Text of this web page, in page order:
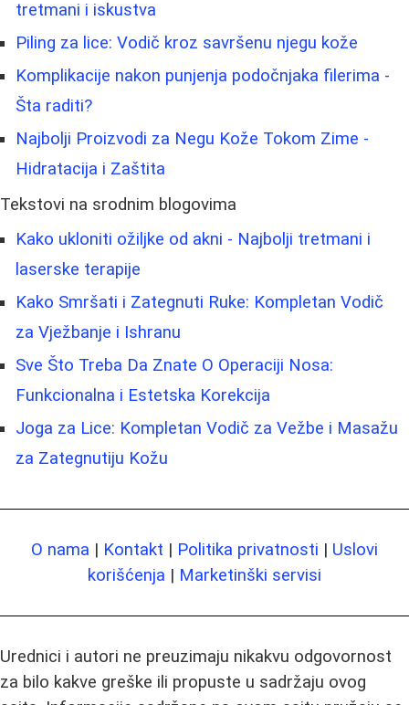
tretmani i iskustva
Piling za lice: Vodič kroz savršenu njegu kože
Komplikacije nakon punjenja podočnjaka filerima -
Šta raditi?
Najbolji Proizvodi za Negu Kože Tokom Zime -
Hidratacija i Zaštita
Tekstovi na srodnim blogovima
Kako ukloniti ožiljke od akni - Najbolji tretmani i
laserske terapije
Kako Smršati i Zategnuti Ruke: Kompletan Vodič
za Vježbanje i Ishranu
Sve Što Treba Da Znate O Operaciji Nosa:
Funkcionalna i Estetska Korekcija
Joga za Lice: Kompletan Vodič za Vežbe i Masažu
za Zategnutiju Kožu
O nama | Kontakt | Politika privatnosti | Uslovi
korišćenja | Marketinški servisi
Urednici i autori ne preuzimaju nikakvu odgovornost
za bilo kakve greške ili propuste u sadržaju ovog